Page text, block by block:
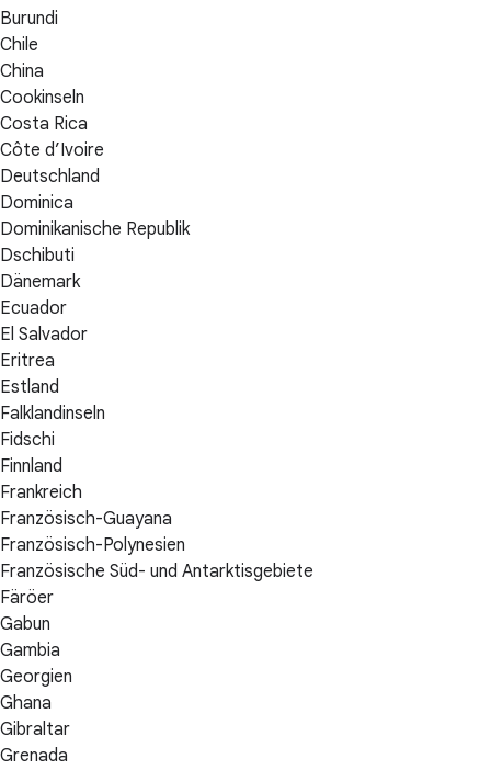
Burundi
Chile
China
Cookinseln
Costa Rica
Côte d’Ivoire
Deutschland
Dominica
Dominikanische Republik
Dschibuti
Dänemark
Ecuador
El Salvador
Eritrea
Estland
Falklandinseln
Fidschi
Finnland
Frankreich
Französisch-Guayana
Französisch-Polynesien
Französische Süd- und Antarktisgebiete
Färöer
Gabun
Gambia
Georgien
Ghana
Gibraltar
Grenada